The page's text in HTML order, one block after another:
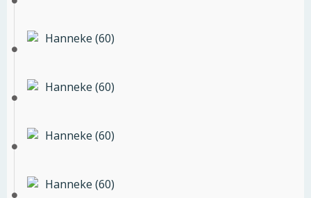
Hanneke (60)
Hanneke (60)
Hanneke (60)
Hanneke (60)